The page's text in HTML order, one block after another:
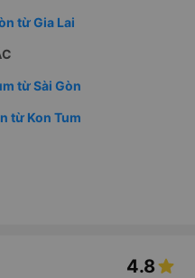
từ Gia Lai
từ Sài Gòn
từ Kon Tum
4.8